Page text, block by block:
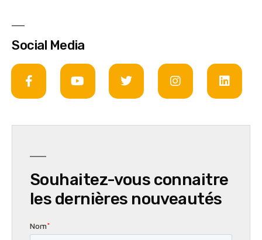
Social Media
Souhaitez-vous connaitre
les dernières nouveautés